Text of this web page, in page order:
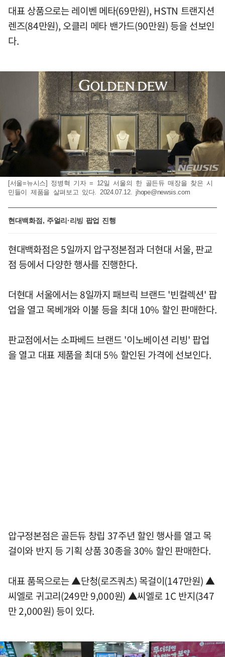
대표 상품으로는 레이벤 메타(69만원), HSTN 트랜지션
렌즈(84만원), 오클리 메타 밴가드(90만원) 등을 선보인
다.
[서울=뉴시스] 정병혁 기자 = 12일 서울의 한 골든듀 매장을 찾은 시
민들이 제품을 살펴보고 있다. 2024.07.12. jhope@newsis.com
현대백화점, 주얼리·리빙 팝업 진행
현대백화점은 5일까지 압구정본점과 더현대 서울, 판교
점 등에서 다양한 행사를 진행한다.
더현대 서울에서는 8일까지 패브릭 브랜드 '빈컬렉션' 팝
업을 열고 목베개와 이불 등을 최대 10% 할인 판매한다.
판교점에서는 소파베드 브랜드 '이노베이션 리빙' 팝업
을 열고 대표 제품을 최대 5% 할인된 가격에 선보인다.
압구정본점은 골든듀 창립 37주년 할인 행사를 열고 목
걸이와 반지 등 기획 상품 30종을 30% 할인 판매한다.
대표 품목으로는 ▲단청(로즈쿼츠) 목걸이(147만원) ▲
씨엘로 귀고리(249만 9,000원) ▲씨엘로 1C 반지(347
만 2,000원) 등이 있다.